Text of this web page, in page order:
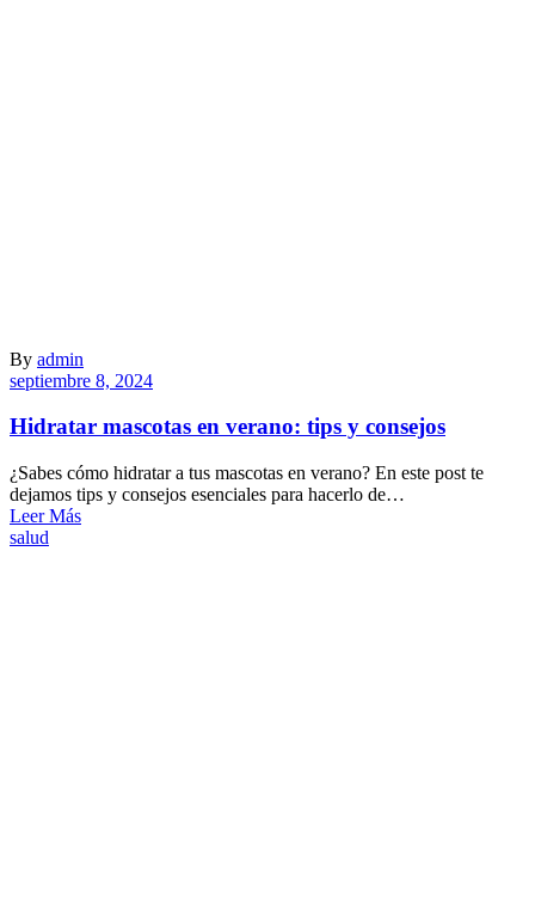
By admin
septiembre 8, 2024
Hidratar mascotas en verano: tips y consejos
¿Sabes cómo hidratar a tus mascotas en verano? En este post te
dejamos tips y consejos esenciales para hacerlo de…
Leer Más
salud